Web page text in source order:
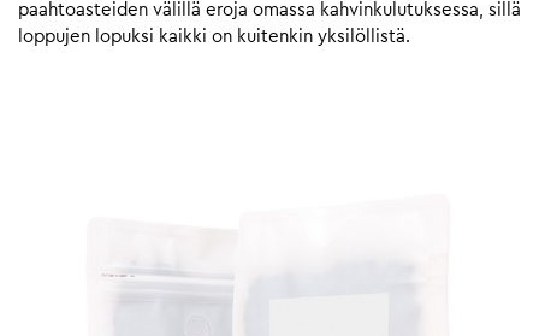
paahtoasteiden välillä eroja omassa kahvinkulutuksessa, sillä
loppujen lopuksi kaikki on kuitenkin yksilöllistä.